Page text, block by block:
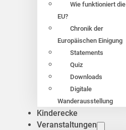
Wie funktioniert die
EU?
Chronik der
Europäischen Einigung
Statements
Quiz
Downloads
Digitale
Wanderausstellung
Kinderecke
Veranstaltungen